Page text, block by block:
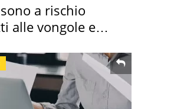
a rischio
alle vongole e